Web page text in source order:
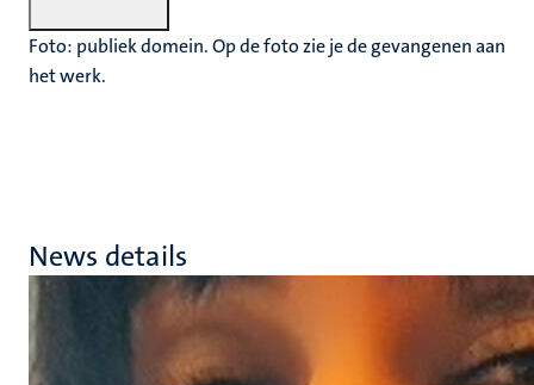
Foto: publiek domein. Op de foto zie je de gevangenen aan
het werk.
News details